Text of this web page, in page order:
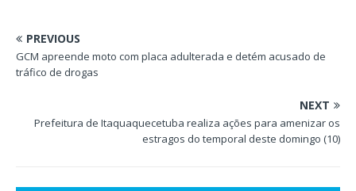
PREVIOUS
GCM apreende moto com placa adulterada e detém acusado de
tráfico de drogas
NEXT
Prefeitura de Itaquaquecetuba realiza ações para amenizar os
estragos do temporal deste domingo (10)